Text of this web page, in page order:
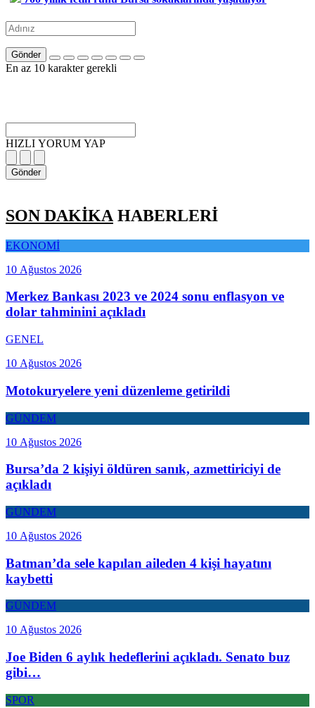
Gönder
En az 10 karakter gerekli
HIZLI YORUM YAP
Gönder
SON DAKİKA HABERLERİ
EKONOMİ
10 Ağustos 2026
Merkez Bankası 2023 ve 2024 sonu enflasyon ve
dolar tahminini açıkladı
GENEL
10 Ağustos 2026
Motokuryelere yeni düzenleme getirildi
GÜNDEM
10 Ağustos 2026
Bursa’da 2 kişiyi öldüren sanık, azmettiriciyi de
açıkladı
GÜNDEM
10 Ağustos 2026
Batman’da sele kapılan aileden 4 kişi hayatını
kaybetti
GÜNDEM
10 Ağustos 2026
Joe Biden 6 aylık hedeflerini açıkladı. Senato buz
gibi…
SPOR